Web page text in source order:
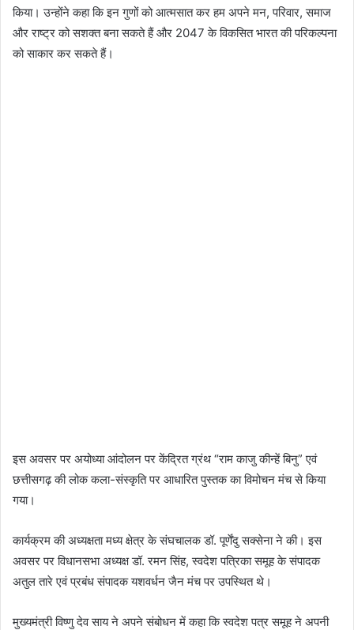
किया। उन्होंने कहा कि इन गुणों को आत्मसात कर हम अपने मन, परिवार, समाज
और राष्ट्र को सशक्त बना सकते हैं और 2047 के विकसित भारत की परिकल्पना
को साकार कर सकते हैं।
इस अवसर पर अयोध्या आंदोलन पर केंद्रित ग्रंथ “राम काजु कीन्हें बिनु” एवं
छत्तीसगढ़ की लोक कला-संस्कृति पर आधारित पुस्तक का विमोचन मंच से किया
गया।
कार्यक्रम की अध्यक्षता मध्य क्षेत्र के संघचालक डॉ. पूर्णेंदु सक्सेना ने की। इस
अवसर पर विधानसभा अध्यक्ष डॉ. रमन सिंह, स्वदेश पत्रिका समूह के संपादक
अतुल तारे एवं प्रबंध संपादक यशवर्धन जैन मंच पर उपस्थित थे।
मुख्यमंत्री विष्णु देव साय ने अपने संबोधन में कहा कि स्वदेश पत्र समूह ने अपनी